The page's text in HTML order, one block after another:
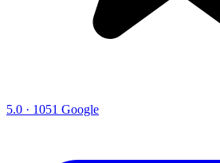
5.0 · 1051 Google